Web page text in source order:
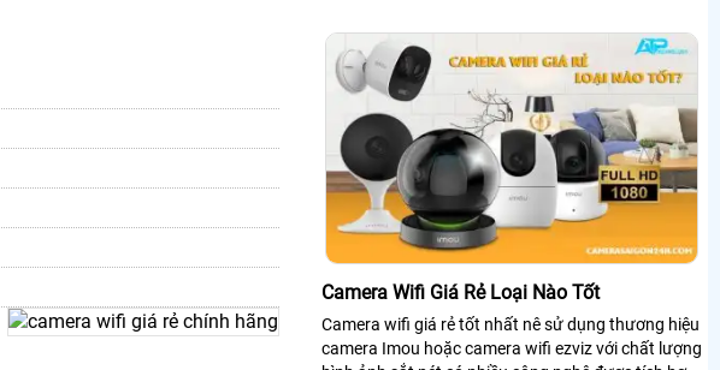
Camera Wifi Giá Rẻ Loại Nào Tốt
Camera wifi giá rẻ tốt nhất nê sử dụng thương hiệu
camera Imou hoặc camera wifi ezviz với chất lượng